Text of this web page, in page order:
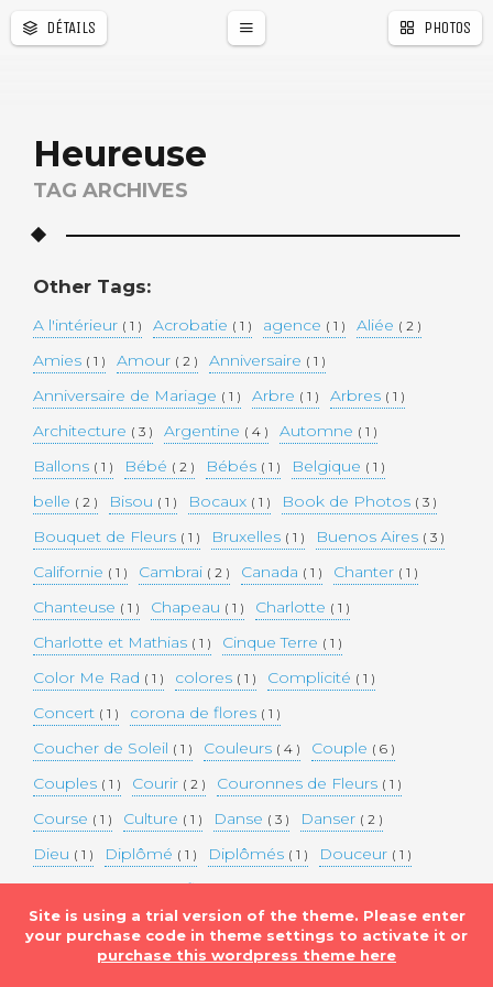
DÉTAILS PHOTOS
Heureuse
TAG ARCHIVES
Other Tags:
A l'intérieur ( 1 ) Acrobatie ( 1 ) agence ( 1 ) Aliée ( 2 )
Amies ( 1 ) Amour ( 2 ) Anniversaire ( 1 )
Anniversaire de Mariage ( 1 ) Arbre ( 1 ) Arbres ( 1 )
Architecture ( 3 ) Argentine ( 4 ) Automne ( 1 )
Ballons ( 1 ) Bébé ( 2 ) Bébés ( 1 ) Belgique ( 1 )
belle ( 2 ) Bisou ( 1 ) Bocaux ( 1 ) Book de Photos ( 3 )
Bouquet de Fleurs ( 1 ) Bruxelles ( 1 ) Buenos Aires ( 3 )
Californie ( 1 ) Cambrai ( 2 ) Canada ( 1 ) Chanter ( 1 )
Chanteuse ( 1 ) Chapeau ( 1 ) Charlotte ( 1 )
Charlotte et Mathias ( 1 ) Cinque Terre ( 1 )
Color Me Rad ( 1 ) colores ( 1 ) Complicité ( 1 )
Concert ( 1 ) corona de flores ( 1 )
Coucher de Soleil ( 1 ) Couleurs ( 4 ) Couple ( 6 )
Couples ( 1 ) Courir ( 2 ) Couronnes de Fleurs ( 1 )
Course ( 1 ) Culture ( 1 ) Danse ( 3 ) Danser ( 2 )
Dieu ( 1 ) Diplômé ( 1 ) Diplômés ( 1 ) Douceur ( 1 )
Eaux bleues Edifice Historique Enceinte
Etats-unis ( 2 ) Evénement ( 3 ) Evénements( 3 )
Expérimentation( 1 ) Falaise( 1 ) Famille( 2 )
Site is using a trial version of the theme. Please enter
your purchase code in theme settings to activate it or
purchase this wordpress theme here